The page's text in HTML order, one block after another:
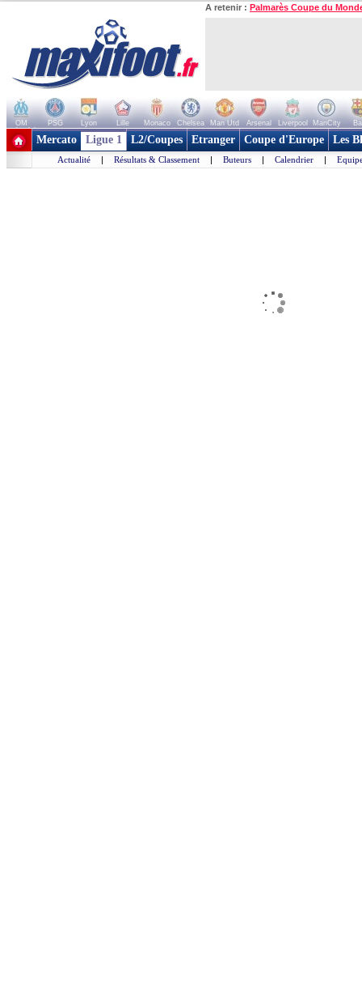
A retenir : Palmarès Coupe du
OM PSG Lyon Lille Monaco Chelsea Man Utd Arsenal Liverpool ManCity
+ de clubs
Mercato Ligue 1 L2/Coupes Etranger Coupe d'Europe Les
Actualité | Résultats & Classement | Buteurs | Calendrier |